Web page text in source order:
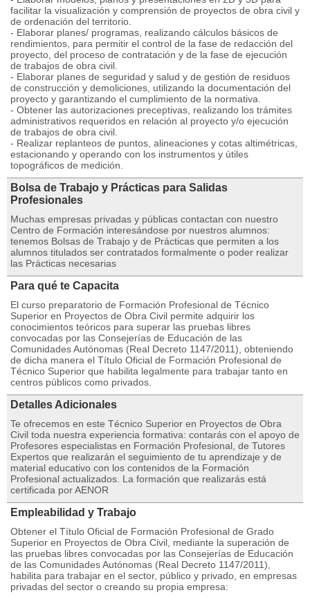
facilitar la visualización y comprensión de proyectos de obra civil y
de ordenación del territorio.
- Elaborar planes/ programas, realizando cálculos básicos de
rendimientos, para permitir el control de la fase de redacción del
proyecto, del proceso de contratación y de la fase de ejecución
de trabajos de obra civil.
- Elaborar planes de seguridad y salud y de gestión de residuos
de construcción y demoliciones, utilizando la documentación del
proyecto y garantizando el cumplimiento de la normativa.
- Obtener las autorizaciones preceptivas, realizando los trámites
administrativos requeridos en relación al proyecto y/o ejecución
de trabajos de obra civil.
- Realizar replanteos de puntos, alineaciones y cotas altimétricas,
estacionando y operando con los instrumentos y útiles
topográficos de medición.
Bolsa de Trabajo y Prácticas para Salidas
Profesionales
Muchas empresas privadas y públicas contactan con nuestro
Centro de Formación interesándose por nuestros alumnos:
tenemos Bolsas de Trabajo y de Prácticas que permiten a los
alumnos titulados ser contratados formalmente o poder realizar
las Prácticas necesarias
Para qué te Capacita
El curso preparatorio de Formación Profesional de Técnico
Superior en Proyectos de Obra Civil permite adquirir los
conocimientos teóricos para superar las pruebas libres
convocadas por las Consejerías de Educación de las
Comunidades Autónomas (Real Decreto 1147/2011), obteniendo
de dicha manera el Título Oficial de Formación Profesional de
Técnico Superior que habilita legalmente para trabajar tanto en
centros públicos como privados.
Detalles Adicionales
Te ofrecemos en este Técnico Superior en Proyectos de Obra
Civil toda nuestra experiencia formativa: contarás con el apoyo de
Profesores especialistas en Formación Profesional, de Tutores
Expertos que realizarán el seguimiento de tu aprendizaje y de
material educativo con los contenidos de la Formación
Profesional actualizados. La formación que realizarás está
certificada por AENOR
Empleabilidad y Trabajo
Obtener el Título Oficial de Formación Profesional de Grado
Superior en Proyectos de Obra Civil, mediante la superación de
las pruebas libres convocadas por las Consejerías de Educación
de las Comunidades Autónomas (Real Decreto 1147/2011),
habilita para trabajar en el sector, público y privado, en empresas
privadas del sector o creando su propia empresa: